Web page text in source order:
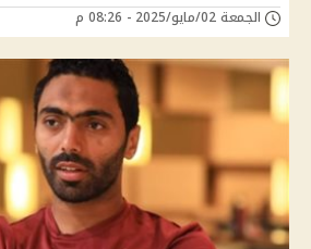
الجمعة 02/مايو/2025 - 08:26 م